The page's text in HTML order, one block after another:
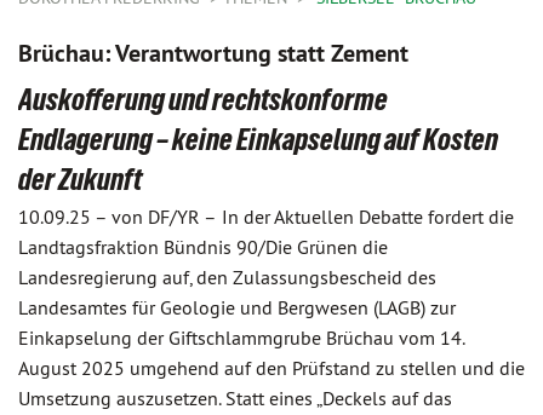
Brüchau: Verantwortung statt Zement
Auskofferung und rechtskonforme
Endlagerung – keine Einkapselung auf Kosten
der Zukunft
10.09.25 – von DF/YR – In der Aktuellen Debatte fordert die
Landtagsfraktion Bündnis 90/Die Grünen die
Landesregierung auf, den Zulassungsbescheid des
Landesamtes für Geologie und Bergwesen (LAGB) zur
Einkapselung der Giftschlammgrube Brüchau vom 14.
August 2025 umgehend auf den Prüfstand zu stellen und die
Umsetzung auszusetzen. Statt eines „Deckels auf das